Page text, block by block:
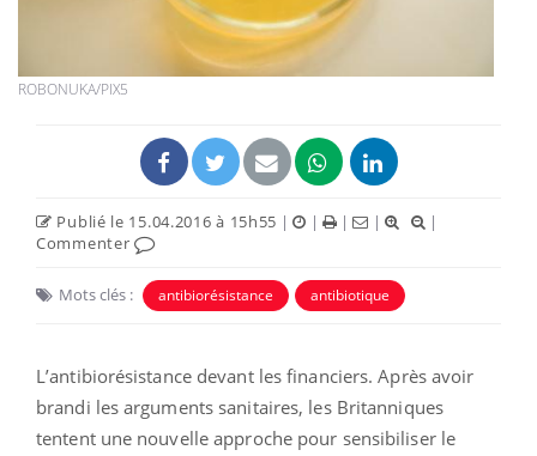
ROBONUKA/PIX5
Publié le 15.04.2016 à 15h55 | | | |
|
Commenter
Mots clés : antibiorésistance antibiotique
L’antibiorésistance devant les financiers. Après avoir
brandi les arguments sanitaires, les Britanniques
tentent une nouvelle approche pour sensibiliser le